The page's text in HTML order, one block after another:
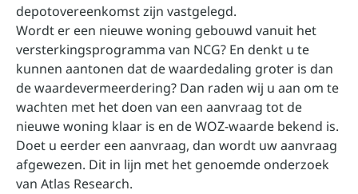
depotovereenkomst zijn vastgelegd.
Wordt er een nieuwe woning gebouwd vanuit het
versterkingsprogramma van NCG? En denkt u te
kunnen aantonen dat de waardedaling groter is dan
de waardevermeerdering? Dan raden wij u aan om te
wachten met het doen van een aanvraag tot de
nieuwe woning klaar is en de WOZ-waarde bekend is.
Doet u eerder een aanvraag, dan wordt uw aanvraag
afgewezen. Dit in lijn met het genoemde onderzoek
van Atlas Research.